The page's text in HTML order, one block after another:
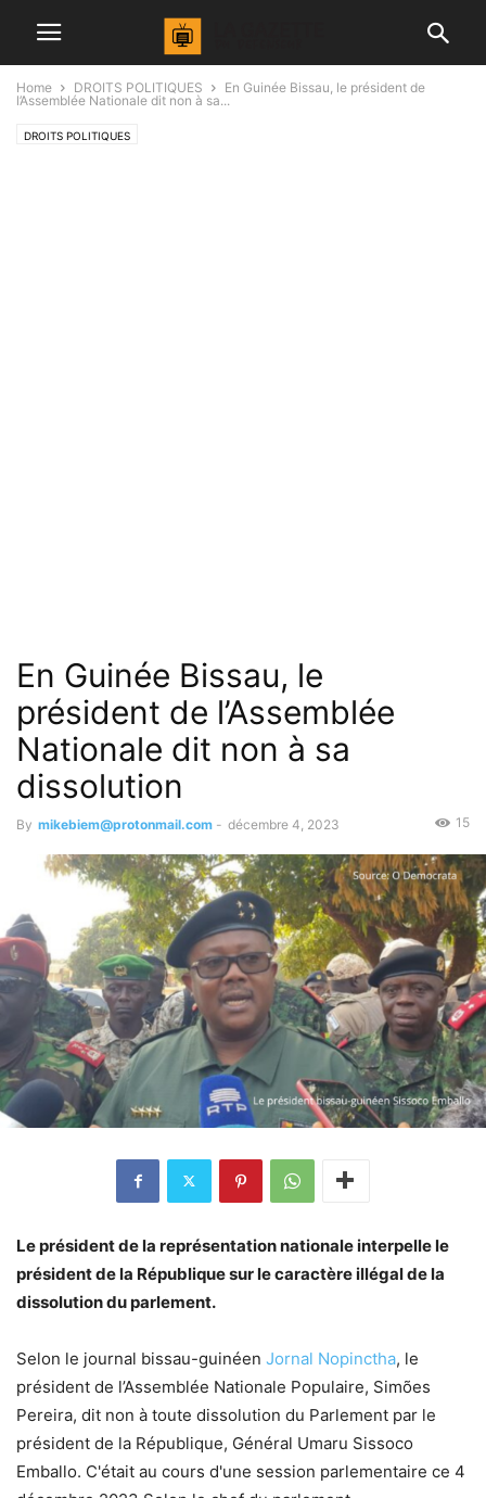
Home DROITS POLITIQUES
En Guinée Bissau, le président de
l’Assemblée Nationale dit non à sa...
DROITS POLITIQUES
En Guinée Bissau, le
président de l’Assemblée
Nationale dit non à sa
dissolution
By mikebiem@protonmail.com - décembre 4, 2023 15
Le président de la représentation nationale interpelle le
président de la République sur le caractère illégal de la
dissolution du parlement.
Selon le journal bissau-guinéen Jornal Nopinctha, le
président de l’Assemblée Nationale Populaire, Simões
Pereira, dit non à toute dissolution du Parlement par le
président de la République, Général Umaru Sissoco
Emballo. C'était au cours d'une session parlementaire ce 4